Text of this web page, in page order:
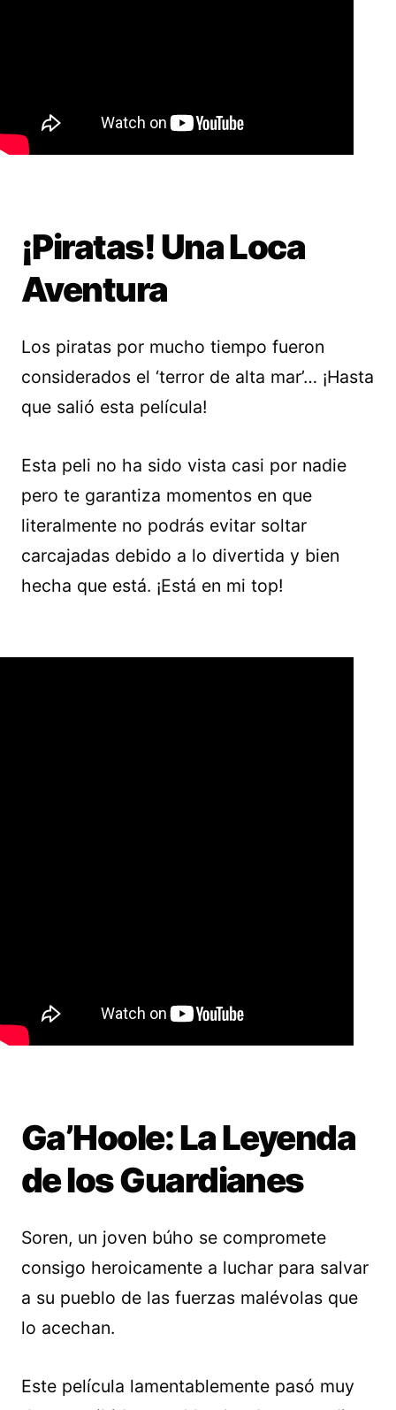
¡Piratas! Una Loca
Aventura
Los piratas por mucho tiempo fueron
considerados el ‘terror de alta mar’… ¡Hasta
que salió esta película!
Esta peli no ha sido vista casi por nadie
pero te garantiza momentos en que
literalmente no podrás evitar soltar
carcajadas debido a lo divertida y bien
hecha que está. ¡Está en mi top!
Ga’Hoole: La Leyenda
de los Guardianes
Soren, un joven búho se compromete
consigo heroicamente a luchar para salvar
a su pueblo de las fuerzas malévolas que
lo acechan.
Este película lamentablemente pasó muy